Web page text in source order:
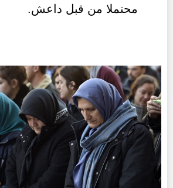
محتملا من قبل داعش.